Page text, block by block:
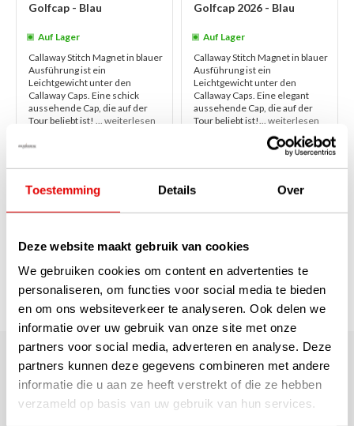
Toestemming Details Over
Deze website maakt gebruik van cookies
We gebruiken cookies om content en advertenties te
personaliseren, om functies voor social media te bieden
en om ons websiteverkeer te analyseren. Ook delen we
informatie over uw gebruik van onze site met onze
partners voor social media, adverteren en analyse. Deze
partners kunnen deze gegevens combineren met andere
informatie die u aan ze heeft verstrekt of die ze hebben
verzameld op basis van uw gebruik van hun services.
Golfcap - Blau
Auf Lager
Callaway Stitch Magnet in blauer
Ausführung ist ein
Leichtgewicht unter den
Callaway Caps. Eine schick
aussehende Cap, die auf der
Tour beliebt ist! ... weiterlesen
€25,00
Golfcap 2026 - Blau
Auf Lager
Callaway Stitch Magnet in blauer
Ausführung ist ein
Leichtgewicht unter den
Callaway Caps. Eine elegant
aussehende Cap, die auf der
Tour beliebt ist!... weiterlesen
Seite 1 von 1
Über 180.000 Kunden | Über 5.000 Bewertungen | Trusted
Shops, TrustPilot, Google
Bewertungen: Das sagen unsere
Kunden